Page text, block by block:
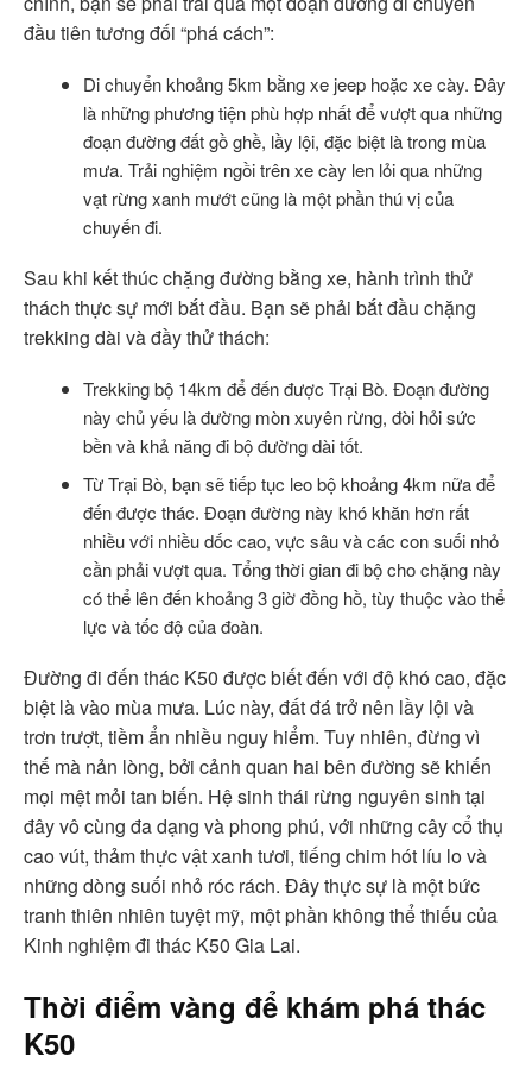
đầu tiên tương đối “phá cách”:
Di chuyển khoảng 5km bằng xe jeep hoặc xe cày. Đây
là những phương tiện phù hợp nhất để vượt qua những
đoạn đường đất gồ ghề, lầy lội, đặc biệt là trong mùa
mưa. Trải nghiệm ngồi trên xe cày len lỏi qua những
vạt rừng xanh mướt cũng là một phần thú vị của
chuyến đi.
Sau khi kết thúc chặng đường bằng xe, hành trình thử
thách thực sự mới bắt đầu. Bạn sẽ phải bắt đầu chặng
trekking dài và đầy thử thách:
Trekking bộ 14km để đến được Trại Bò. Đoạn đường
này chủ yếu là đường mòn xuyên rừng, đòi hỏi sức
bền và khả năng đi bộ đường dài tốt.
Từ Trại Bò, bạn sẽ tiếp tục leo bộ khoảng 4km nữa để
đến được thác. Đoạn đường này khó khăn hơn rất
nhiều với nhiều dốc cao, vực sâu và các con suối nhỏ
cần phải vượt qua. Tổng thời gian đi bộ cho chặng này
có thể lên đến khoảng 3 giờ đồng hồ, tùy thuộc vào thể
lực và tốc độ của đoàn.
Đường đi đến thác K50 được biết đến với độ khó cao, đặc
biệt là vào mùa mưa. Lúc này, đất đá trở nên lầy lội và
trơn trượt, tiềm ẩn nhiều nguy hiểm. Tuy nhiên, đừng vì
thế mà nản lòng, bởi cảnh quan hai bên đường sẽ khiến
mọi mệt mỏi tan biến. Hệ sinh thái rừng nguyên sinh tại
đây vô cùng đa dạng và phong phú, với những cây cổ thụ
cao vút, thảm thực vật xanh tươi, tiếng chim hót líu lo và
những dòng suối nhỏ róc rách. Đây thực sự là một bức
tranh thiên nhiên tuyệt mỹ, một phần không thể thiếu của
Kinh nghiệm đi thác K50 Gia Lai.
Thời điểm vàng để khám phá thác
K50